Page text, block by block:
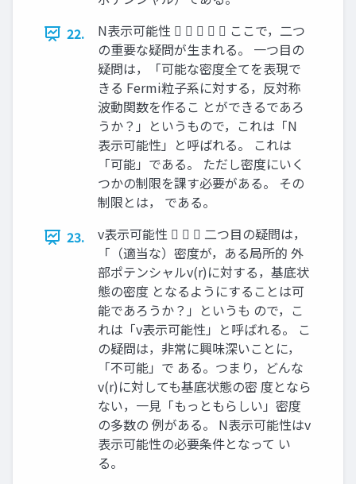
22.
N表示可能性      ここで，二つ
の重要な疑問が生まれる。 一つ目の
疑問は，「可能な密度全てを表現で
きる Fermi粒子系に対する，反対称
波動関数を作るこ とができるであろ
うか？」というもので，これは「N
表示可能性」と呼ばれる。 これは
「可能」である。 ただし密度にいく
つかの制限を課す必要がある。 その
制限とは， である。
23.
v表示可能性    二つ目の疑問は，
「（適当な）密度が，ある局所的 外
部ポテンシャルv(r)に対する，基底状
態の密度 となるようにすることは可
能であろうか？」というも ので，こ
れは「v表示可能性」と呼ばれる。 こ
の疑問は，非常に興味深いことに，
「不可能」で ある。つまり，どんな
v(r)に対しても基底状態の密 度となら
ない，一見「もっともらしい」密度
の多数の 例がある。 N表示可能性はv
表示可能性の必要条件となって い
る。